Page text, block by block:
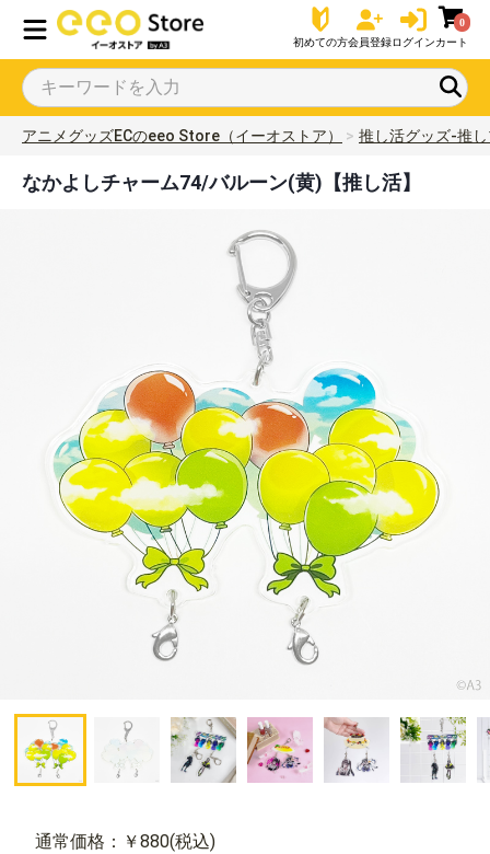
初めての方会員登録ログイン
0
カート
アニメグッズECのeeo Store（イーオストア） 推し活グッズ-推
なかよしチャーム74/バルーン(黄)【推し活】
通常価格：￥880(税込)